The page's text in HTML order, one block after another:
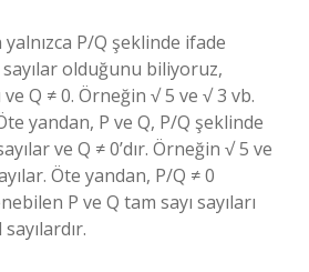
yalnızca P/Q şeklinde ifade
olduğunu biliyoruz,
Q ≠ 0. Örneğin √ 5 ve √ 3 vb.
yandan, P ve Q, P/Q şeklinde
ve Q ≠ 0’dır. Örneğin √ 5 ve
Öte yandan, P/Q ≠ 0
P ve Q tam sayı sayıları